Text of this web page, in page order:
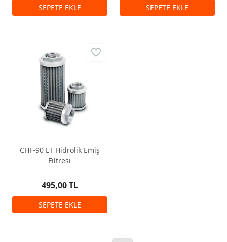
CHF-90 LT Hidrolik Emiş
Filtresi
495,00 TL